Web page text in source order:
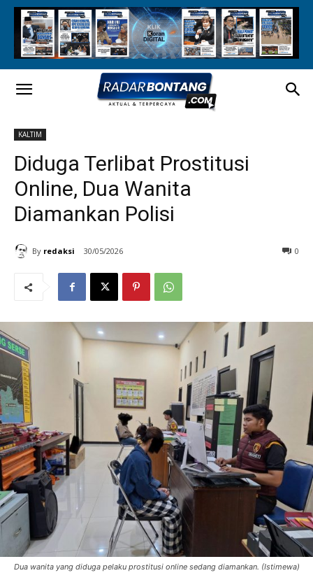
KALTIM
Diduga Terlibat Prostitusi
Online, Dua Wanita
Diamankan Polisi
By redaksi 30/05/2026 0
Dua wanita yang diduga pelaku prostitusi online sedang diamankan. (Istimewa)